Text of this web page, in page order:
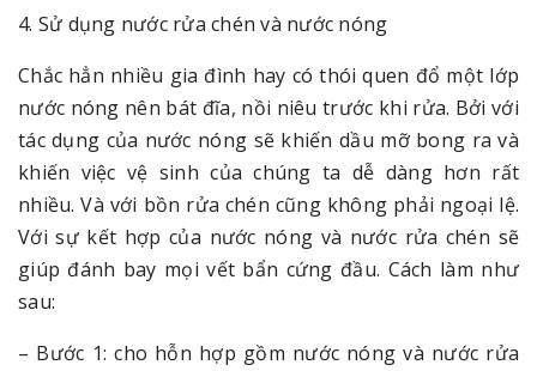
4. Sử dụng nước rửa chén và nước nóng
Chắc hẳn nhiều gia đình hay có thói quen đổ một lớp
nước nóng nên bát đĩa, nồi niêu trước khi rửa. Bởi với
tác dụng của nước nóng sẽ khiến dầu mỡ bong ra và
khiến việc vệ sinh của chúng ta dễ dàng hơn rất
nhiều. Và với bồn rửa chén cũng không phải ngoại lệ.
Với sự kết hợp của nước nóng và nước rửa chén sẽ
giúp đánh bay mọi vết bẩn cứng đầu. Cách làm như
sau:
– Bước 1: cho hỗn hợp gồm nước nóng và nước rửa